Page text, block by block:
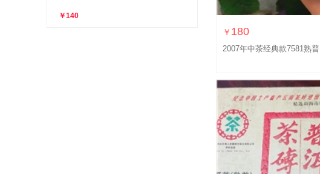
￥ 180
2007年中茶经典款7581熟普
￥140